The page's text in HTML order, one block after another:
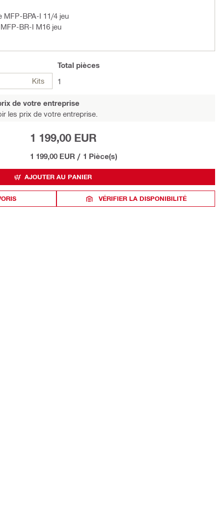
MFP-BPA-I 11/4 jeu
BR-I M16 jeu
Kits
Total pièces
1
de votre entreprise
les prix de votre entreprise.
1 199,00 EUR
1 199,00 EUR / 1 Pièce(s)
AJOUTER AU PANIER
VÉRIFIER LA DISPONIBILITÉ